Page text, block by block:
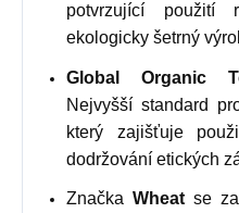
potvrzující použití
ekologicky šetrný
Global Organic
Nejvyšší standard
který zajišťuje
dodržování etických
Značka Wheatse